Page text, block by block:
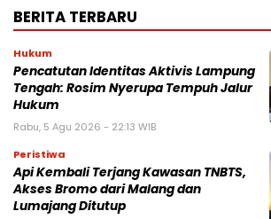
BERITA TERBARU
Hukum
Pencatutan Identitas Aktivis Lampung
Tengah: Rosim Nyerupa Tempuh Jalur
Hukum
Rabu, 5 Agu 2026 - 22:13 WIB
Peristiwa
Api Kembali Terjang Kawasan TNBTS,
Akses Bromo dari Malang dan
Lumajang Ditutup